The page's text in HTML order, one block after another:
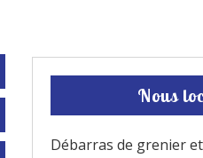
Nous
Débarras de grenier